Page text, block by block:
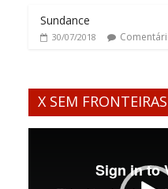
Sundance
30/07/2018
X SEM FRONTEIRAS